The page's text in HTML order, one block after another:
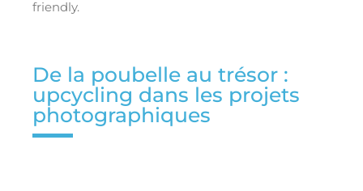
friendly.
De la poubelle au trésor :
upcycling dans les projets
photographiques